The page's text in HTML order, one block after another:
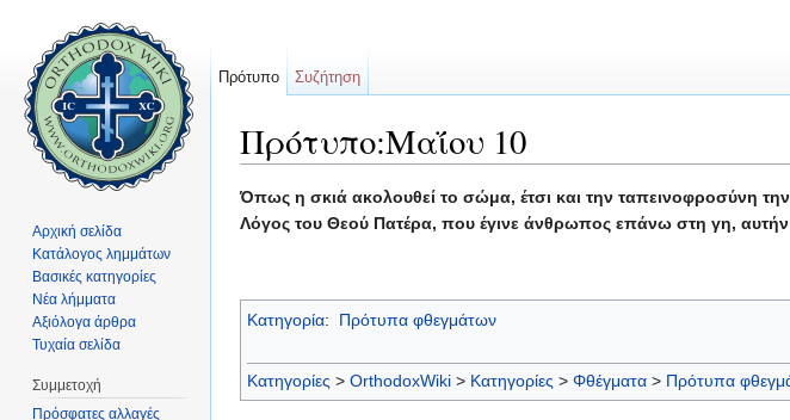
Πρότυπο:Μαΐου 10
Όπως η σκιά ακολουθεί το σώμα, έτσι και την ταπεινοφροσύνη
Λόγος του Θεού Πατέρα, που έγινε άνθρωπος επάνω στη γη, αυτήν
Κατηγορία: Πρότυπα φθεγμάτων
Κατηγορίες > OrthodoxWiki > Κατηγορίες > Φθέγματα > Πρότυπα
Πρότυπο Συζήτηση
Αρχική σελίδα
Κατάλογος λημμάτων
Βασικές κατηγορίες
Νέα λήμματα
Αξιόλογα άρθρα
Τυχαία σελίδα
Συμμετοχή
Πρόσφατες αλλαγές